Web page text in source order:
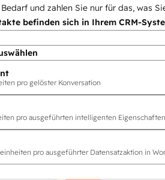
und zahlen Sie nur für das, was
befinden sich in Ihrem CRM-
pro gelöster Konversation
pro ausgeführten intelligenten Eigenschaften
pro ausgeführter Datensatzaktion in